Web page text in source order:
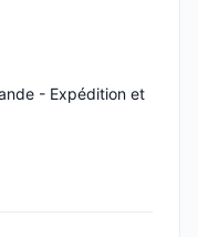
- Expédition et